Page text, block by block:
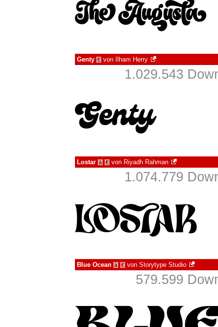
Genty € von Ilham Herry
1.029.543
Lostar à € von Riyadh Rahman
1.074.779
Blue Ocean à € von Storytype Studio
579.599